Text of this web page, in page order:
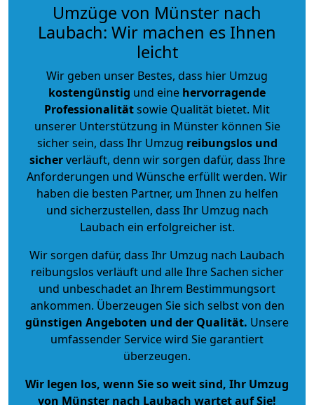
Umzüge von Münster nach
Laubach: Wir machen es Ihnen
leicht
Wir geben unser Bestes, dass hier Umzug
kostengünstig und eine hervorragende
Professionalitätsowie Qualität bietet. Mit
unserer Unterstützung in Münster können Sie
sicher sein, dass Ihr Umzug reibungslos und
sicherverläuft, denn wir sorgen dafür, dass Ihre
Anforderungen und Wünsche erfüllt werden. Wir
haben die besten Partner, um Ihnen zu helfen
und sicherzustellen, dass Ihr Umzug nach
Laubach ein erfolgreicher ist.
Wir sorgen dafür, dass Ihr Umzug nach Laubach
reibungslos verläuft und alle Ihre Sachen sicher
und unbeschadet an Ihrem Bestimmungsort
ankommen. Überzeugen Sie sich selbst von den
günstigen Angeboten und der Qualität. Unsere
umfassender Service wird Sie garantiert
überzeugen.
Wir legen los, wenn Sie so weit sind, Ihr Umzug
von Münster nach Laubach wartet auf Sie!